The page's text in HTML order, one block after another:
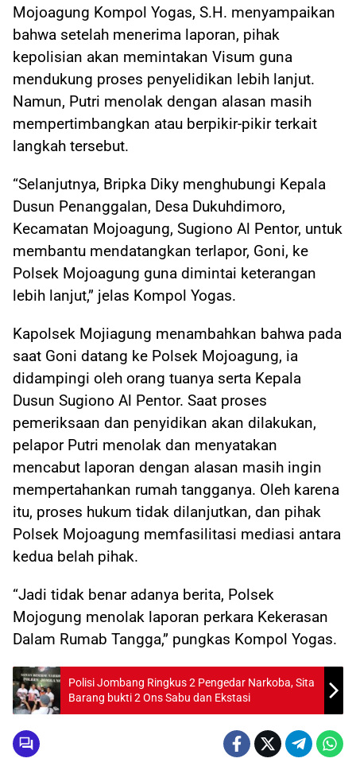
Mojoagung Kompol Yogas, S.H. menyampaikan
bahwa setelah menerima laporan, pihak
kepolisian akan memintakan Visum guna
mendukung proses penyelidikan lebih lanjut.
Namun, Putri menolak dengan alasan masih
mempertimbangkan atau berpikir-pikir terkait
langkah tersebut.
“Selanjutnya, Bripka Diky menghubungi Kepala
Dusun Penanggalan, Desa Dukuhdimoro,
Kecamatan Mojoagung, Sugiono Al Pentor, untuk
membantu mendatangkan terlapor, Goni, ke
Polsek Mojoagung guna dimintai keterangan
lebih lanjut,” jelas Kompol Yogas.
Kapolsek Mojiagung menambahkan bahwa pada
saat Goni datang ke Polsek Mojoagung, ia
didampingi oleh orang tuanya serta Kepala
Dusun Sugiono Al Pentor. Saat proses
pemeriksaan dan penyidikan akan dilakukan,
pelapor Putri menolak dan menyatakan
mencabut laporan dengan alasan masih ingin
mempertahankan rumah tangganya. Oleh karena
itu, proses hukum tidak dilanjutkan, dan pihak
Polsek Mojoagung memfasilitasi mediasi antara
kedua belah pihak.
“Jadi tidak benar adanya berita, Polsek
Mojogung menolak laporan perkara Kekerasan
Dalam Rumab Tangga,” pungkas Kompol Yogas.
Polisi Jombang Ringkus 2 Pengedar Narkoba, Sita
Barang bukti 2 Ons Sabu dan Ekstasi